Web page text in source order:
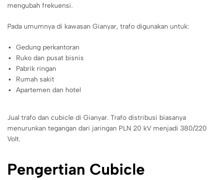
mengubah frekuensi.
Pada umumnya di kawasan Gianyar, trafo digunakan untuk:
Gedung perkantoran
Ruko dan pusat bisnis
Pabrik ringan
Rumah sakit
Apartemen dan hotel
Jual trafo dan cubicle di Gianyar. Trafo distribusi biasanya
menurunkan tegangan dari jaringan PLN 20 kV menjadi 380/220
Volt.
Pengertian Cubicle